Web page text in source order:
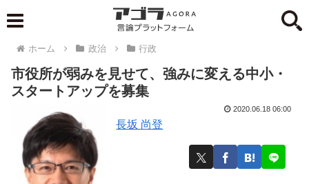
ホーム 政治 行政
市役所が弱みを見せて、強みに変える中小・
スタートアップを募集
長坂 尚登
2020.06.18 06:00